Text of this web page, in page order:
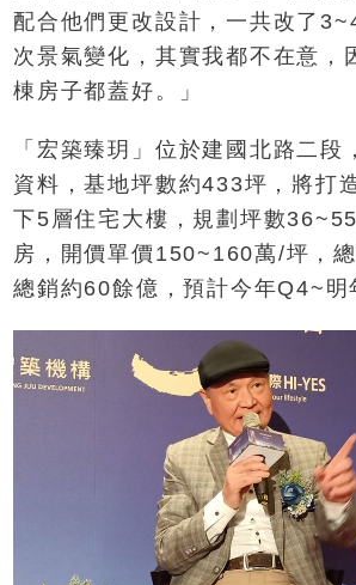
配合他們更改設計，一共改了
次景氣變化，其實我都不在意，
棟房子都蓋好。」
「宏築臻玥」位於建國北路二段
資料，基地坪數約433坪，將打
下5層住宅大樓，規劃坪數
房，開價單價150~160萬/坪，總
總銷約60餘億，預計今年Q4~明